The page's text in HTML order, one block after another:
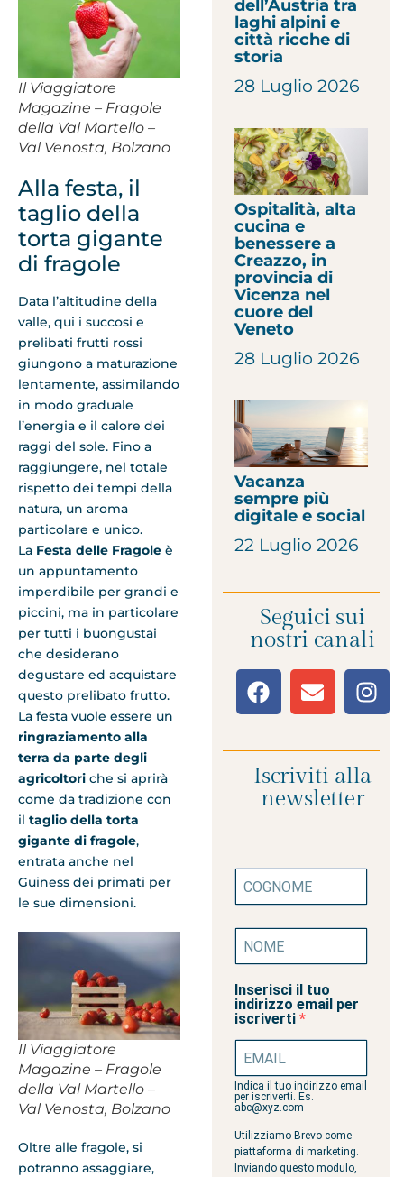
Il Viaggiatore
Magazine – Fragole
della Val Martello –
Val Venosta, Bolzano
Alla festa, il
taglio della
torta gigante
di fragole
Data l’altitudine della
valle, qui i succosi e
prelibati frutti rossi
giungono a maturazione
lentamente, assimilando
in modo graduale
l’energia e il calore dei
raggi del sole. Fino a
raggiungere, nel totale
rispetto dei tempi della
natura, un aroma
particolare e unico.
La Festa delle Fragole è
un appuntamento
imperdibile per grandi e
piccini, ma in particolare
per tutti i buongustai
che desiderano
degustare ed acquistare
questo prelibato frutto.
La festa vuole essere un
ringraziamento alla
terra da parte degli
agricoltori che si aprirà
come da tradizione con
il taglio della torta
gigante di fragole,
entrata anche nel
Guiness dei primati per
le sue dimensioni.
Il Viaggiatore
Magazine – Fragole
della Val Martello –
Val Venosta, Bolzano
Oltre alle fragole, si
potranno assaggiare,
dell’Austria tra
laghi alpini e
città ricche di
storia
28 Luglio 2026
Ospitalità, alta
cucina e
benessere a
Creazzo, in
provincia di
Vicenza nel
cuore del
Veneto
28 Luglio 2026
Vacanza
sempre più
digitale e social
22 Luglio 2026
Seguici sui
nostri canali
Iscriviti alla
newsletter
Inserisci il tuo
indirizzo email per
iscriverti
Indica il tuo indirizzo email
per iscriverti. Es.
abc@xyz.com
Utilizziamo Brevo come
piattaforma di marketing.
Inviando questo modulo,